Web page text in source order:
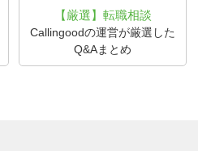
【厳選】転職相談
Callingoodの運営が厳選した
Q&Aまとめ